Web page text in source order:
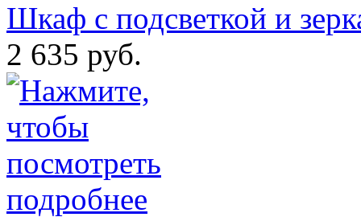
Шкаф с подсветкой и
2 635 руб.